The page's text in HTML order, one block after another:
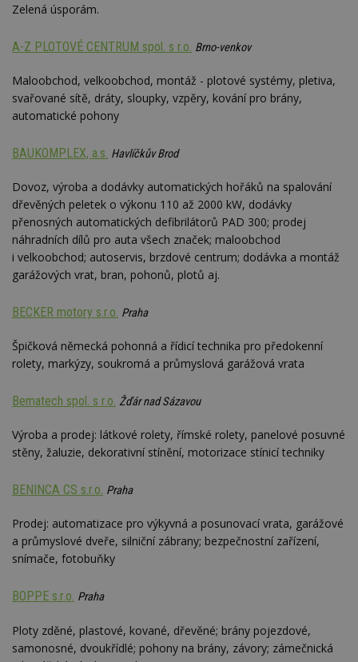
Zelená úsporám.
A-Z PLOTOVÉ CENTRUM spol. s r.o. Brno-venkov
Maloobchod, velkoobchod, montáž - plotové systémy, pletiva,
svařované sítě, dráty, sloupky, vzpěry, kování pro brány,
automatické pohony
BAUKOMPLEX, a.s. Havlíčkův Brod
Dovoz, výroba a dodávky automatických hořáků na spalování
dřevěných peletek o výkonu 110 až 2000 kW, dodávky
přenosných automatických defibrilátorů PAD 300; prodej
náhradních dílů pro auta všech značek; maloobchod
i velkoobchod; autoservis, brzdové centrum; dodávka a montáž
garážových vrat, bran, pohonů, plotů aj.
BECKER motory s.r.o. Praha
Špičková německá pohonná a řídicí technika pro předokenní
rolety, markýzy, soukromá a průmyslová garážová vrata
Bematech spol. s r.o. Žďár nad Sázavou
Výroba a prodej: látkové rolety, římské rolety, panelové posuvné
stěny, žaluzie, dekorativní stínění, motorizace stínicí techniky
BENINCA CS s.r.o. Praha
Prodej: automatizace pro výkyvná a posunovací vrata, garážové
a průmyslové dveře, silniční zábrany; bezpečnostní zařízení,
snímače, fotobuňky
BOPPE s.r.o. Praha
Ploty zděné, plastové, kované, dřevěné; brány pojezdové,
samonosné, dvoukřídlé; pohony na brány, závory; zámečnická